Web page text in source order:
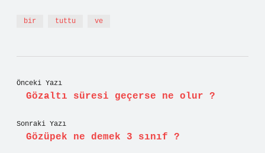
bir tuttu ve
Önceki Yazı
Gözaltı süresi geçerse ne olur ?
Sonraki Yazı
Gözüpek ne demek 3 sınıf ?